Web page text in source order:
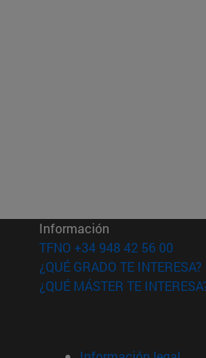
ventana)
nueva ventana)
nueva ventana)
Información
TFNO +34 948 42 56 00
¿QUÉ GRADO TE INTERESA?
¿QUÉ MÁSTER TE